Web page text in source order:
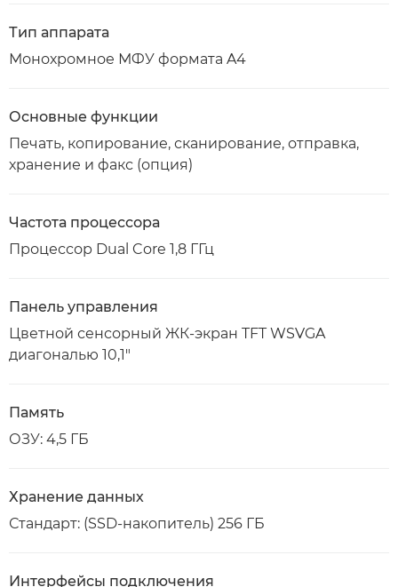
Тип аппарата
Монохромное МФУ формата A4
Основные функции
Печать, копирование, сканирование, отправка,
хранение и факс (опция)
Частота процессора
Процессор Dual Core 1,8 ГГц
Панель управления
Цветной сенсорный ЖК-экран TFT WSVGA
диагональю 10,1"
Память
ОЗУ: 4,5 ГБ
Хранение данных
Стандарт: (SSD-накопитель) 256 ГБ
Интерфейсы подключения